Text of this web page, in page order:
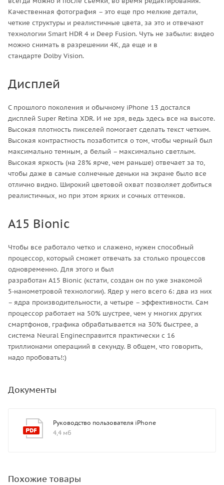
Качественная фотография – это еще про мелкие детали,
четкие структуры и реалистичные цвета, за это и отвечают
технологии Smart HDR 4 и Deep Fusion. Чуть не забыли: видео
можно снимать в разрешении 4К, да еще и в
стандарте Dolby Vision.
Дисплей
С прошлого поколения и обычному iPhone 13 достался
дисплей Super Retina XDR. И не зря, ведь здесь все на высоте.
Высокая плотность пикселей помогает сделать текст четким.
Высокая контрастность позаботится о том, чтобы черный был
максимально темным, а белый – максимально светлым.
Высокая яркость (на 28% ярче, чем раньше) отвечает за то,
чтобы даже в самые солнечные деньки на экране было все
отлично видно. Широкий цветовой охват позволяет добиться
реалистичных, но при этом ярких и сочных оттенков.
A15 Bionic
Чтобы все работало четко и слажено, нужен способный
процессор, который сможет отвечать за столько процессов
одновременно. Для этого и был
разработан A15 Bionic (кстати, создан он по уже знакомой
5‑нанометровой технологии). Ядер у него всего 6: два из них
– ядра производительности, а четыре – эффективности. Сам
процессор работает на 50% шустрее, чем у многих других
смартфонов, графика обрабатывается на 30% быстрее, а
система Neural Engineсправится практически с 16
триллионами операциий в секунду. В общем, что говорить,
надо пробовать!:)
Документы
Руководство пользователя iPhone
4,4 мб
Похожие товары